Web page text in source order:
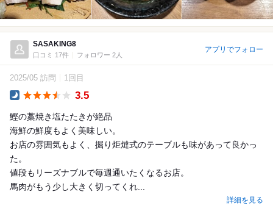
SASAKING8
口コミ 17件 フォロワー 2人
アプリでフォロー
2025/05 訪問 1回目
3.5
鰹の藁焼き塩たたきが絶品
海鮮の鮮度もよく美味しい。
お店の雰囲気もよく、掘り炬燵式のテーブルも味があって良かっ
た。
値段もリーズナブルで毎週通いたくなるお店。
馬肉がもう少し大きく切ってくれ...
詳細を見る